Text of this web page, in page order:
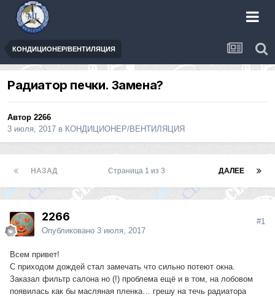
КОНДИЦИОНЕР/ВЕНТИЛЯЦИЯ
Радиатор печки. Замена?
Автор 2266
3 июля, 2017 в КОНДИЦИОНЕР/ВЕНТИЛЯЦИЯ
НАЗАД ДАЛЕЕ
Страница 1 из 3
2266
Опубликовано 3 июля, 2017
#1
Всем привет!
С приходом дождей стал замечать что сильно потеют окна.
Заказал фильтр салона но (!) проблема ещё и в том, на лобовом
появилась как бы масляная пленка… грешу на течь радиатора